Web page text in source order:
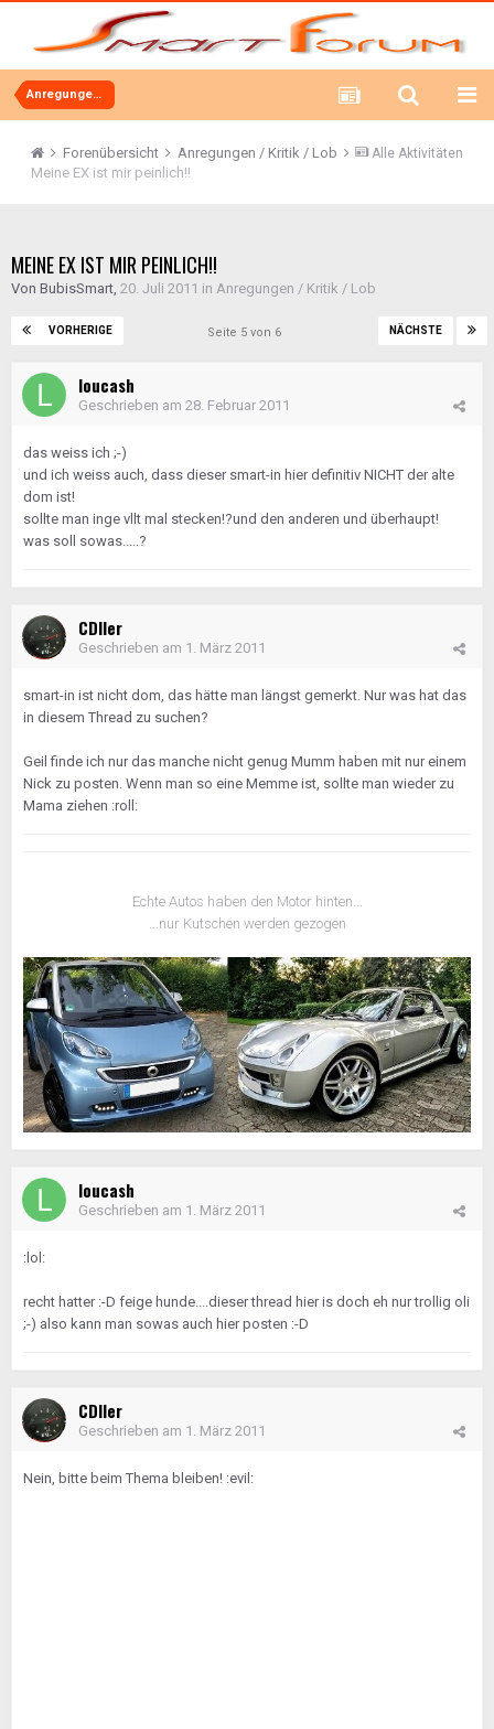
Anregungen / Kritik / Lob
Alle Aktivitäten
Forenübersicht
Anregungen / Kritik / Lob
Meine EX ist mir peinlich!!
MEINE EX IST MIR PEINLICH!!
Von BubisSmart, 20. Juli 2011 in Anregungen / Kritik / Lob
VORHERIGE NÄCHSTE
Seite 5 von 6
loucash
Geschrieben am 28. Februar 2011
das weiss ich ;-)
und ich weiss auch, dass dieser smart-in hier definitiv NICHT der alte
dom ist!
sollte man inge vllt mal stecken!?und den anderen und überhaupt!
was soll sowas.....?
CDIler
Geschrieben am 1. März 2011
smart-in ist nicht dom, das hätte man längst gemerkt. Nur was hat das
in diesem Thread zu suchen?
Geil finde ich nur das manche nicht genug Mumm haben mit nur einem
Nick zu posten. Wenn man so eine Memme ist, sollte man wieder zu
Mama ziehen :roll:
Echte Autos haben den Motor hinten...
...nur Kutschen werden gezogen
loucash
Geschrieben am 1. März 2011
:lol:
recht hatter :-D feige hunde....dieser thread hier is doch eh nur trollig oli
;-) also kann man sowas auch hier posten :-D
CDIler
Geschrieben am 1. März 2011
Nein, bitte beim Thema bleiben! :evil: